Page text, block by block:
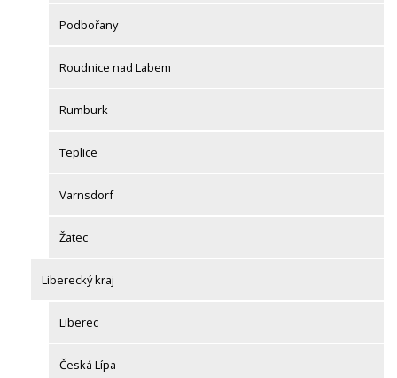
Podbořany
Roudnice nad Labem
Rumburk
Teplice
Varnsdorf
Žatec
Liberecký kraj
Liberec
Česká Lípa